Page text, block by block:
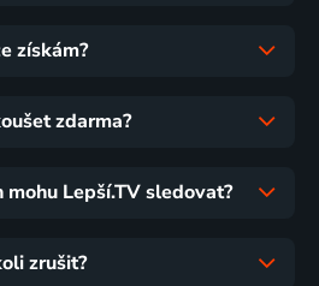
získám?
zdarma?
mohu Lepší.TV sledovat?
zrušit?